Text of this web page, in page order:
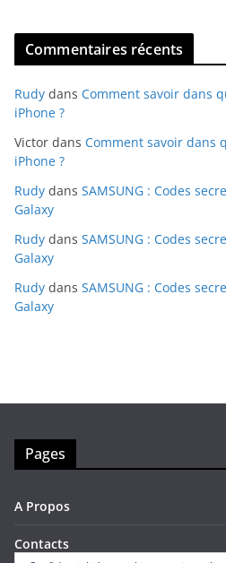
Commentaires récents
Rudy dans Comment savoir dans
iPhone ?
Victor dans Comment savoir dans
iPhone ?
Rudy dans SAMSUNG : Codes
Galaxy
Rudy dans SAMSUNG : Codes
Galaxy
Rudy dans SAMSUNG : Codes
Galaxy
Pages
A Propos
Contacts